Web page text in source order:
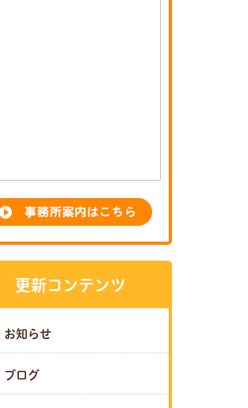
更新コンテンツ
お知らせ
ブログ